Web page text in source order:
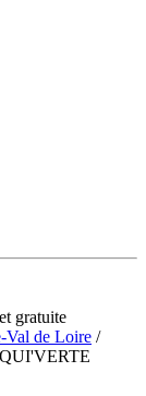
gratuite
Val de Loire /